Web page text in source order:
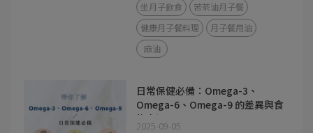
坐月子飲食
苦茶油月子餐
健康月子餐料理
月子餐用油
麻油
日常保健必備：Omega-3、
Omega-6、Omega-9 的差異與食
物來源
2025-09-05